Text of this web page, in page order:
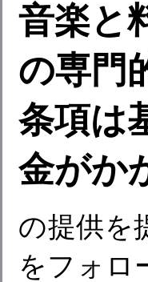
音楽と
の専門
条項は
金がか
の提供を
をフォロ